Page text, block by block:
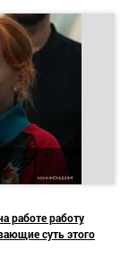
работе работу
суть этого